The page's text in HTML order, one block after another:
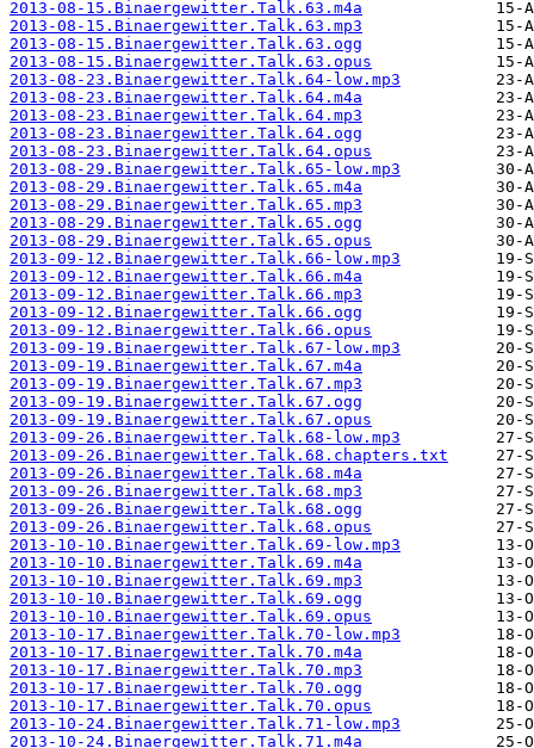
2013-08-15.Binaergewitter.Talk.63.m4a
2013-08-15.Binaergewitter.Talk.63.mp3
2013-08-15.Binaergewitter.Talk.63.ogg
2013-08-15.Binaergewitter.Talk.63.opus
2013-08-23.Binaergewitter.Talk.64-low.mp3
2013-08-23.Binaergewitter.Talk.64.m4a
2013-08-23.Binaergewitter.Talk.64.mp3
2013-08-23.Binaergewitter.Talk.64.ogg
2013-08-23.Binaergewitter.Talk.64.opus
2013-08-29.Binaergewitter.Talk.65-low.mp3
2013-08-29.Binaergewitter.Talk.65.m4a
2013-08-29.Binaergewitter.Talk.65.mp3
2013-08-29.Binaergewitter.Talk.65.ogg
2013-08-29.Binaergewitter.Talk.65.opus
2013-09-12.Binaergewitter.Talk.66-low.mp3
2013-09-12.Binaergewitter.Talk.66.m4a
2013-09-12.Binaergewitter.Talk.66.mp3
2013-09-12.Binaergewitter.Talk.66.ogg
2013-09-12.Binaergewitter.Talk.66.opus
2013-09-19.Binaergewitter.Talk.67-low.mp3
2013-09-19.Binaergewitter.Talk.67.m4a
2013-09-19.Binaergewitter.Talk.67.mp3
2013-09-19.Binaergewitter.Talk.67.ogg
2013-09-19.Binaergewitter.Talk.67.opus
2013-09-26.Binaergewitter.Talk.68-low.mp3
2013-09-26.Binaergewitter.Talk.68.chapters.txt
2013-09-26.Binaergewitter.Talk.68.m4a
2013-09-26.Binaergewitter.Talk.68.mp3
2013-09-26.Binaergewitter.Talk.68.ogg
2013-09-26.Binaergewitter.Talk.68.opus
2013-10-10.Binaergewitter.Talk.69-low.mp3
2013-10-10.Binaergewitter.Talk.69.m4a
2013-10-10.Binaergewitter.Talk.69.mp3
2013-10-10.Binaergewitter.Talk.69.ogg
2013-10-10.Binaergewitter.Talk.69.opus
2013-10-17.Binaergewitter.Talk.70-low.mp3
2013-10-17.Binaergewitter.Talk.70.m4a
2013-10-17.Binaergewitter.Talk.70.mp3
2013-10-17.Binaergewitter.Talk.70.ogg
2013-10-17.Binaergewitter.Talk.70.opus
2013-10-24.Binaergewitter.Talk.71-low.mp3
2013-10-24.Binaergewitter.Talk.71.m4a